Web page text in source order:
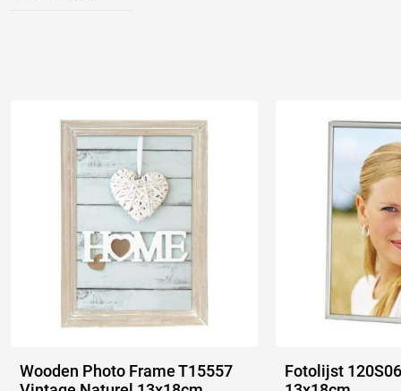
Wooden Photo Frame T15557
Fotolijst